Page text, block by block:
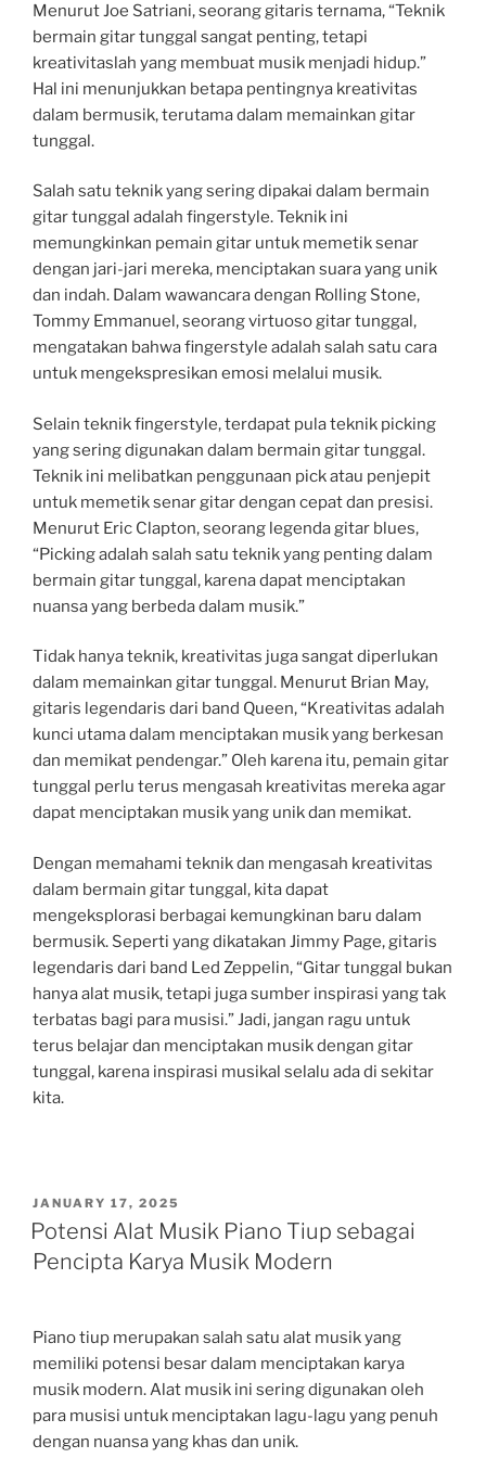
Menurut Joe Satriani, seorang gitaris ternama, “Teknik
bermain gitar tunggal sangat penting, tetapi
kreativitaslah yang membuat musik menjadi hidup.”
Hal ini menunjukkan betapa pentingnya kreativitas
dalam bermusik, terutama dalam memainkan gitar
tunggal.
Salah satu teknik yang sering dipakai dalam bermain
gitar tunggal adalah fingerstyle. Teknik ini
memungkinkan pemain gitar untuk memetik senar
dengan jari-jari mereka, menciptakan suara yang unik
dan indah. Dalam wawancara dengan Rolling Stone,
Tommy Emmanuel, seorang virtuoso gitar tunggal,
mengatakan bahwa fingerstyle adalah salah satu cara
untuk mengekspresikan emosi melalui musik.
Selain teknik fingerstyle, terdapat pula teknik picking
yang sering digunakan dalam bermain gitar tunggal.
Teknik ini melibatkan penggunaan pick atau penjepit
untuk memetik senar gitar dengan cepat dan presisi.
Menurut Eric Clapton, seorang legenda gitar blues,
“Picking adalah salah satu teknik yang penting dalam
bermain gitar tunggal, karena dapat menciptakan
nuansa yang berbeda dalam musik.”
Tidak hanya teknik, kreativitas juga sangat diperlukan
dalam memainkan gitar tunggal. Menurut Brian May,
gitaris legendaris dari band Queen, “Kreativitas adalah
kunci utama dalam menciptakan musik yang berkesan
dan memikat pendengar.” Oleh karena itu, pemain gitar
tunggal perlu terus mengasah kreativitas mereka agar
dapat menciptakan musik yang unik dan memikat.
Dengan memahami teknik dan mengasah kreativitas
dalam bermain gitar tunggal, kita dapat
mengeksplorasi berbagai kemungkinan baru dalam
bermusik. Seperti yang dikatakan Jimmy Page, gitaris
legendaris dari band Led Zeppelin, “Gitar tunggal bukan
hanya alat musik, tetapi juga sumber inspirasi yang tak
terbatas bagi para musisi.” Jadi, jangan ragu untuk
terus belajar dan menciptakan musik dengan gitar
tunggal, karena inspirasi musikal selalu ada di sekitar
kita.
POSTED
ON
JANUARY 17, 2025
Potensi Alat Musik Piano Tiup sebagai
Pencipta Karya Musik Modern
Piano tiup merupakan salah satu alat musik yang
memiliki potensi besar dalam menciptakan karya
musik modern. Alat musik ini sering digunakan oleh
para musisi untuk menciptakan lagu-lagu yang penuh
dengan nuansa yang khas dan unik.